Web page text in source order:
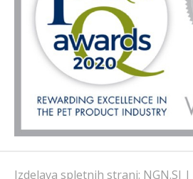
Izdelava spletnih strani: NGN.SI |